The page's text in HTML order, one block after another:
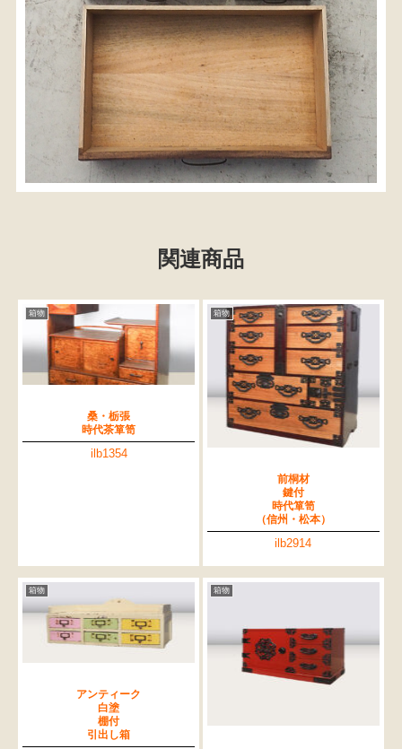
関連商品
箱物
桑・栃張
時代茶箪笥
ilb1354
箱物
前桐材
鍵付
時代箪笥
（信州・松本）
ilb2914
箱物
アンティーク
白塗
棚付
引出し箱
箱物
検索
人気の検索キーワード
2980 松本民芸 水屋箪笥 小長火鉢 踏台
2990